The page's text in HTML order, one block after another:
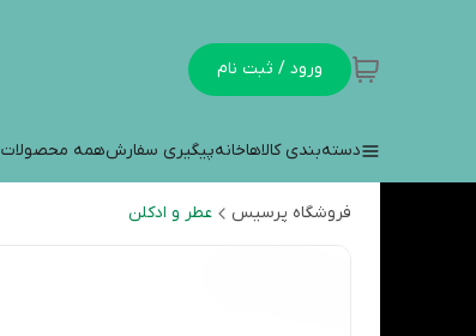
ورود / ثبت نام
دسته‌بندی کالاهاخانهپیگیری سفارشهمه محصولات
فروشگاه پرسیس عطر و ادکلن